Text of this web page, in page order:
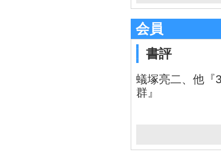
会員
書評
蟻塚亮二、他
群』